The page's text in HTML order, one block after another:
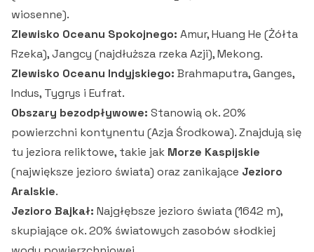
wiosenne).
Zlewisko Oceanu Spokojnego: Amur, Huang He (Żółta
Rzeka), Jangcy (najdłuższa rzeka Azji), Mekong.
Zlewisko Oceanu Indyjskiego: Brahmaputra, Ganges,
Indus, Tygrys i Eufrat.
Obszary bezodpływowe: Stanowią ok. 20%
powierzchni kontynentu (Azja Środkowa). Znajdują się
tu jeziora reliktowe, takie jak Morze Kaspijskie
(największe jezioro świata) oraz zanikające Jezioro
Aralskie.
Jezioro Bajkał: Najgłębsze jezioro świata (1642 m),
skupiające ok. 20% światowych zasobów słodkiej